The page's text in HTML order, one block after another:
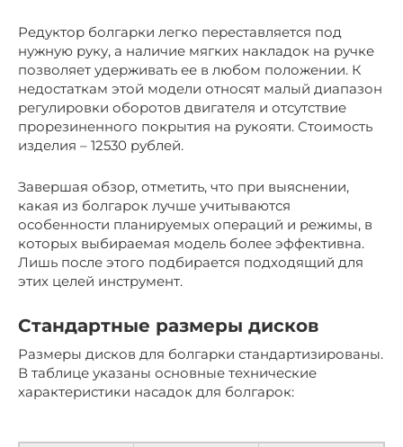
Редуктор болгарки легко переставляется под
нужную руку, а наличие мягких накладок на ручке
позволяет удерживать ее в любом положении. К
недостаткам этой модели относят малый диапазон
регулировки оборотов двигателя и отсутствие
прорезиненного покрытия на рукояти. Стоимость
изделия – 12530 рублей.
Завершая обзор, отметить, что при выяснении,
какая из болгарок лучше учитываются
особенности планируемых операций и режимы, в
которых выбираемая модель более эффективна.
Лишь после этого подбирается подходящий для
этих целей инструмент.
Стандартные размеры дисков
Размеры дисков для болгарки стандартизированы.
В таблице указаны основные технические
характеристики насадок для болгарок: